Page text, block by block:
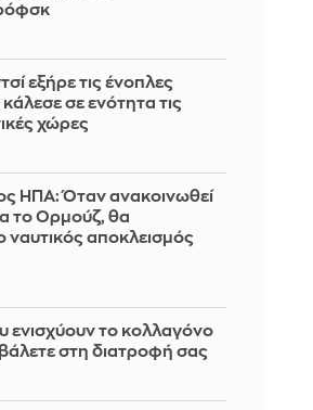
εξήρε τις ένοπλες
κάλεσε σε ενότητα τις
χώρες
ΗΠΑ: Όταν ανακοινωθεί
το Ορμούζ, θα
ναυτικός αποκλεισμός
ενισχύουν το κολλαγόνο
βάλετε στη διατροφή σας